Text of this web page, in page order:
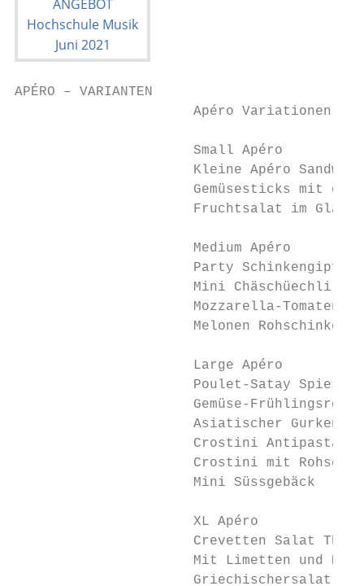
APÉRO – VARIANTEN
Apéro Variationen
Small Apéro
Kleine Apéro
Gemüsesticks mit
                      Fruchtsalat im Glas
Medium Apéro
                      Party Schinkengipfel
                      Mini Chäschüechli
Mozzarella-Tomaten
Melonen Rohschinken
Large Apéro
                      Poulet-Satay Spiessli
Gemüse-
Asiatischer
Crostini
Crostini mit
                      Mini Süssgebäck
XL Apéro
Crevetten Salat Thai
Mit Limetten und
Griechischersalat